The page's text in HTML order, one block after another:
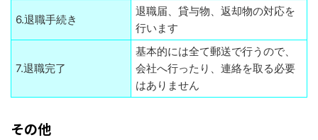
6.退職手続き
退職届、貸与物、返却物の対応を
行います
7.退職完了
基本的には全て郵送で行うので、
会社へ行ったり、連絡を取る必要
はありません
その他